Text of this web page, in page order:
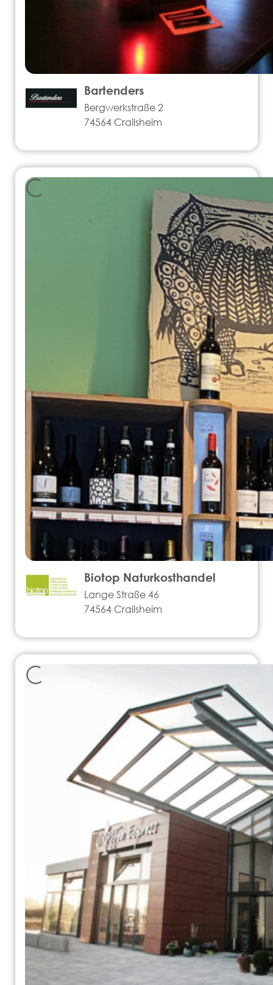
Bartenders
Bergwerkstraße 2
74564 Crailsheim
Biotop Naturkosthandel
Lange Straße 46
74564 Crailsheim